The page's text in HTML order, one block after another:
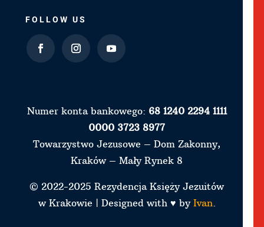
FOLLOW US
Numer konta bankowego: 68 1240 2294 1111
0000 3723 8977
Towarzystwo Jezusowe – Dom Zakonny,
Kraków – Mały Rynek 8
© 2022-2025 Rezydencja Księży Jezuitów
w Krakowie | Designed with ♥ by Ivan.